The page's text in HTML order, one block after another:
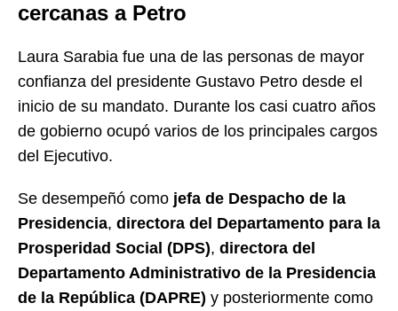
cercanas a Petro
Laura Sarabia fue una de las personas de mayor
confianza del presidente Gustavo Petro desde el
inicio de su mandato. Durante los casi cuatro años
de gobierno ocupó varios de los principales cargos
del Ejecutivo.
Se desempeñó como jefa de Despacho de la
Presidencia, directora del Departamento para la
Prosperidad Social (DPS), directora del
Departamento Administrativo de la Presidencia
de la República (DAPRE) y posteriormente como